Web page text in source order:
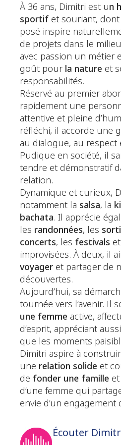
À 36 ans, Dimitri est un
sportif et souriant,
posé inspire
de projets dans le
avec passion un métier
goût pour la nature et
responsabilités.
Réservé au premier
rapidement une
attentive et pleine
réfléchi, il accorde une
au dialogue, au respect
Pudique en société, il
tendre et démonstratif
relation.
Dynamique et curieux,
notamment la salsa, la
bachata. Il apprécie
les randonnées, les
concerts, les festivals
improvisées. À deux, il
voyager et partager de
découvertes.
Aujourd’hui, sa
tournée vers l’avenir. Il
une femme active,
d’esprit, appréciant
que les moments
Dimitri aspire à
une relation solide et
de fonder une famille
d’une femme qui
envie d’un engagement
Écouter